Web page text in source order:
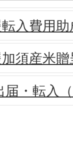
入費用助
須産米贈
・転入